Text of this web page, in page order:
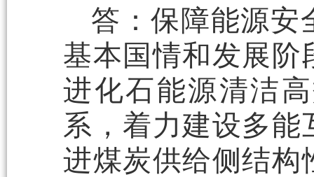
答：保障能源安
基本国情和发展阶
进化石能源清洁
系，着力建设多
进煤炭供给侧结构